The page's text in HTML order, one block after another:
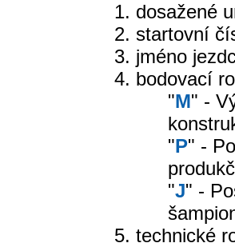
dosažené
startovní
jméno
bodovací
"M" -
"P" -
"J" -
technické